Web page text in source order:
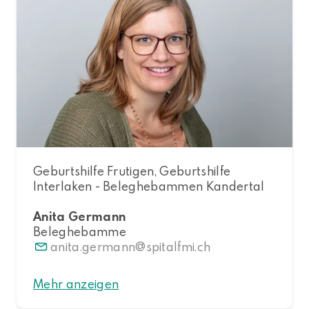
Geburtshilfe Frutigen, Geburtshilfe
Interlaken - Beleghebammen Kandertal
Anita Germann
Beleghebamme
anita.germann
spitalfmi.ch
Mehr anzeigen